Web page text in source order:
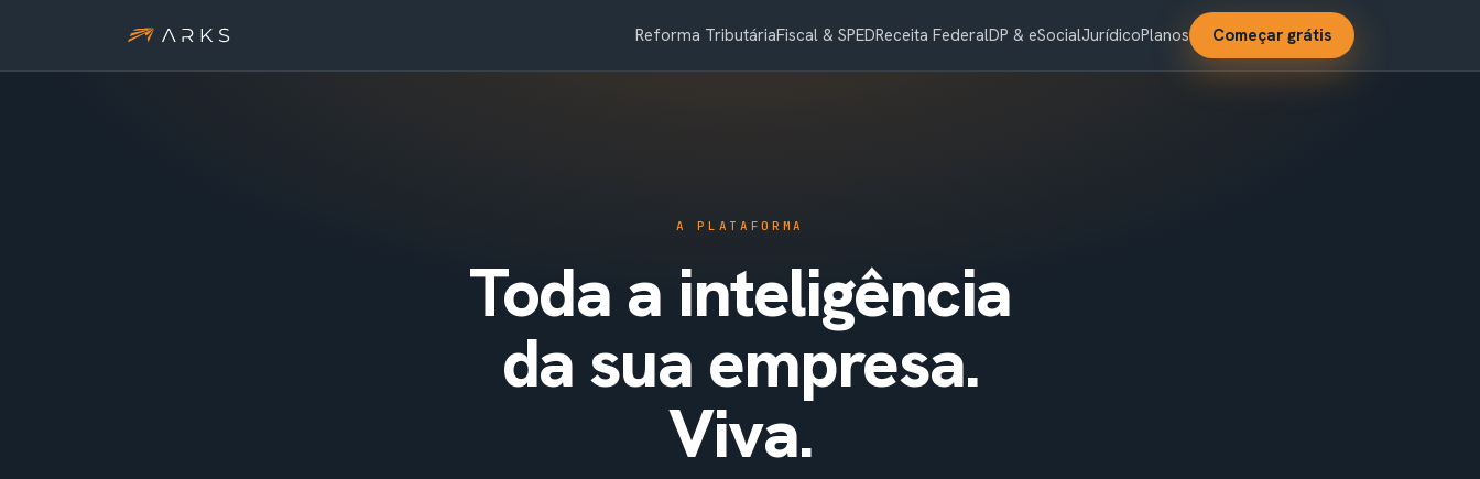
Reforma TributáriaFiscal & SPEDReceita FederalDP & eSocialJurídicoPlanos Começar grátis
A PLATAFORMA
Toda a inteligência
da sua empresa.
Viva.